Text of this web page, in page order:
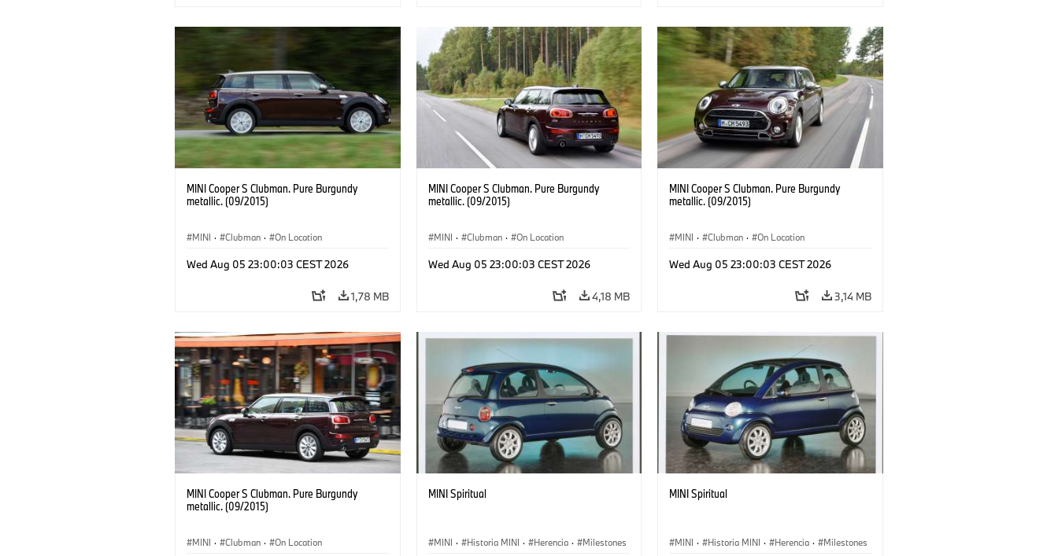
MINI Cooper S Clubman. Pure Burgundy
metallic. (09/2015)
MINI · Clubman · On Location
Wed Aug 05 23:00:03 CEST 2026
1,78 MB
MINI Cooper S Clubman. Pure Burgundy
metallic. (09/2015)
MINI · Clubman · On Location
Wed Aug 05 23:00:03 CEST 2026
4,18 MB
MINI Cooper S Clubman. Pure Burgundy
metallic. (09/2015)
MINI · Clubman · On Location
Wed Aug 05 23:00:03 CEST 2026
3,14 MB
MINI Cooper S Clubman. Pure Burgundy
metallic. (09/2015)
MINI · Clubman · On Location
MINI Spiritual
MINI · Historia MINI · Herencia · Milestones
MINI Spiritual
MINI · Historia MINI · Herencia · Milestones